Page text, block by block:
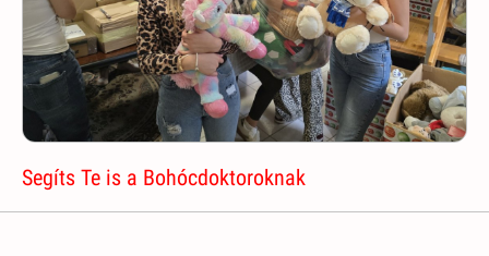
Segíts Te is a Bohócdoktoroknak